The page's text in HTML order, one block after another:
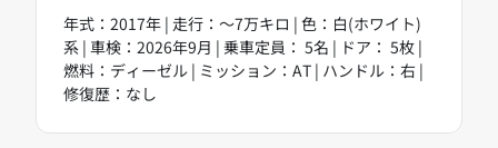
年式：2017年 | 走行：～7万キロ | 色：白(ホワイト)
系 | 車検：2026年9月 | 乗車定員： 5名 | ドア： 5枚 |
燃料：ディーゼル | ミッション：AT | ハンドル：右 |
修復歴：なし